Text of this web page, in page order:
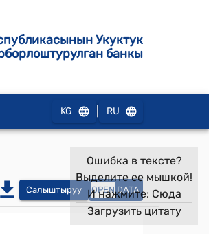
Укуктук
банкы
KG RU
Салыштыруу OPEN DATA
Ошибка в тексте?
Выделите ее мышкой!
И нажмите: Сюда
Загрузить цитату